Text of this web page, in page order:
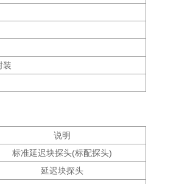
装
说明
标准延迟块探头(标配探头)
延迟块探头